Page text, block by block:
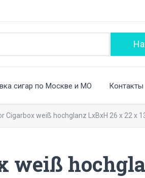
сигар по Москве и МО Контакты
Cigarbox weiß hochglanz LxBxH 26 x 22 x
weiß